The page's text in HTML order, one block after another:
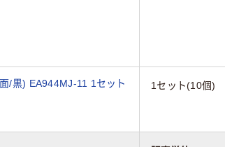
/黒) EA944MJ-11 1セット
1セット(10個)